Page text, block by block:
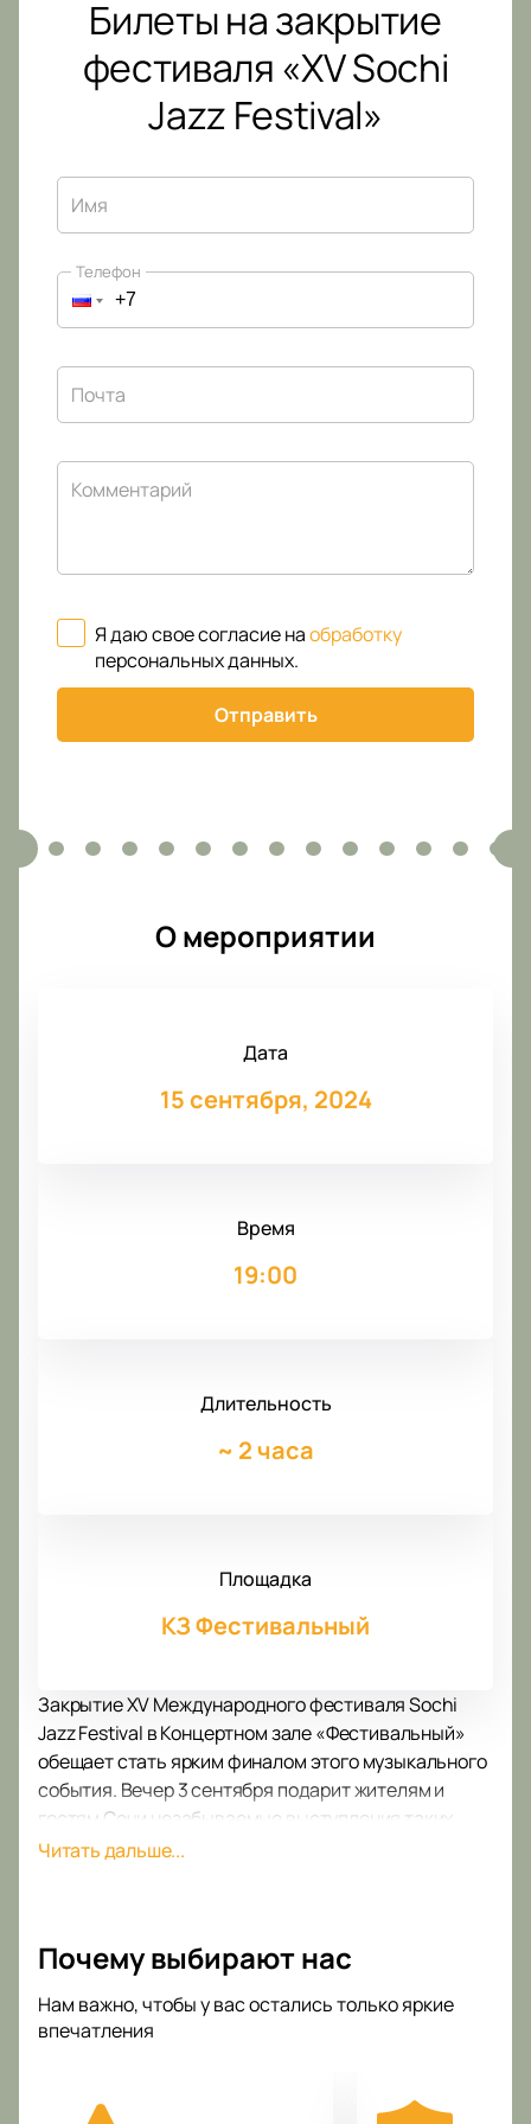
Билеты на закрытие
фестиваля «XV Sochi
Jazz Festival»
Имя
Телефон
Почта
Комментарий
Я даю свое согласие наобработку
персональных данных.
Отправить
О мероприятии
Дата
15 сентября, 2024
Время
19:00
Длительность
~ 2 часа
Площадка
КЗ Фестивальный
Закрытие XV Международного фестиваля Sochi
Jazz Festival в Концертном зале «Фестивальный»
обещает стать ярким финалом этого музыкального
события. Вечер 3 сентября подарит жителям и
гостям Сочи незабываемые выступления таких
известных артистов, как Игорь Бутман, Fantine,
Московский джазовый оркестр под управлением
своего существования стал одним из ведущих
оркестров мира. Его выступления на главных
Global Concert» Международного Дня Джаза,
Читать дальше...
Почему выбирают нас
Нам важно, чтобы у вас остались только яркие
впечатления